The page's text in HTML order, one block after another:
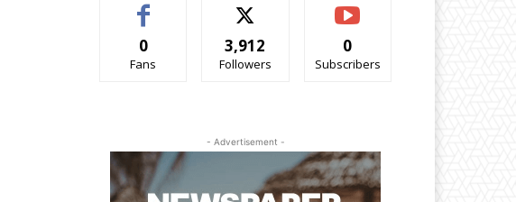
0
Fans
3,912
Followers
0
Subscribers
- Advertisement -